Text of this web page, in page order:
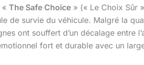
« The Safe Choice » (« Le Choix Sûr
de survie du véhicule. Malgré la
ont souffert d’un décalage entre
fort et durable avec un